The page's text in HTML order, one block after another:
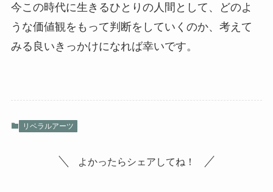
今この時代に生きるひとりの人間として、どのよ
うな価値観をもって判断をしていくのか、考えて
みる良いきっかけになれば幸いです。
リベラルアーツ
よかったらシェアしてね！